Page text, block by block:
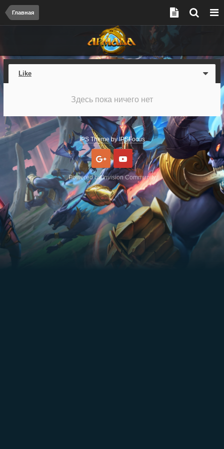
Главная
Like
Здесь пока ничего нет
IPS Theme byIPSFocus
Google Youtube
Powered by Invision Community